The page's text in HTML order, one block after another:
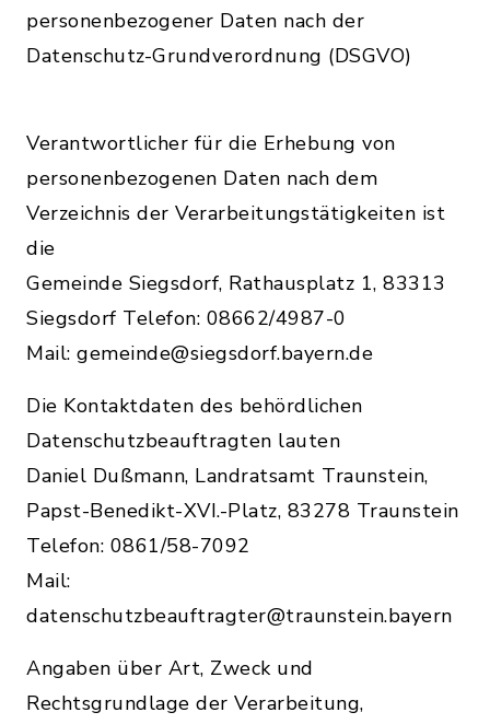
personenbezogener Daten nach der
Datenschutz-Grundverordnung (DSGVO)
Verantwortlicher für die Erhebung von
personenbezogenen Daten nach dem
Verzeichnis der Verarbeitungstätigkeiten ist
die
Gemeinde Siegsdorf, Rathausplatz 1, 83313
Siegsdorf Telefon: 08662/4987-0
Mail: gemeinde@siegsdorf.bayern.de
Die Kontaktdaten des behördlichen
Datenschutzbeauftragten lauten
Daniel Dußmann, Landratsamt Traunstein,
Papst-Benedikt-XVI.-Platz, 83278 Traunstein
Telefon: 0861/58-7092
Mail:
datenschutzbeauftragter@traunstein.bayern
Angaben über Art, Zweck und
Rechtsgrundlage der Verarbeitung,